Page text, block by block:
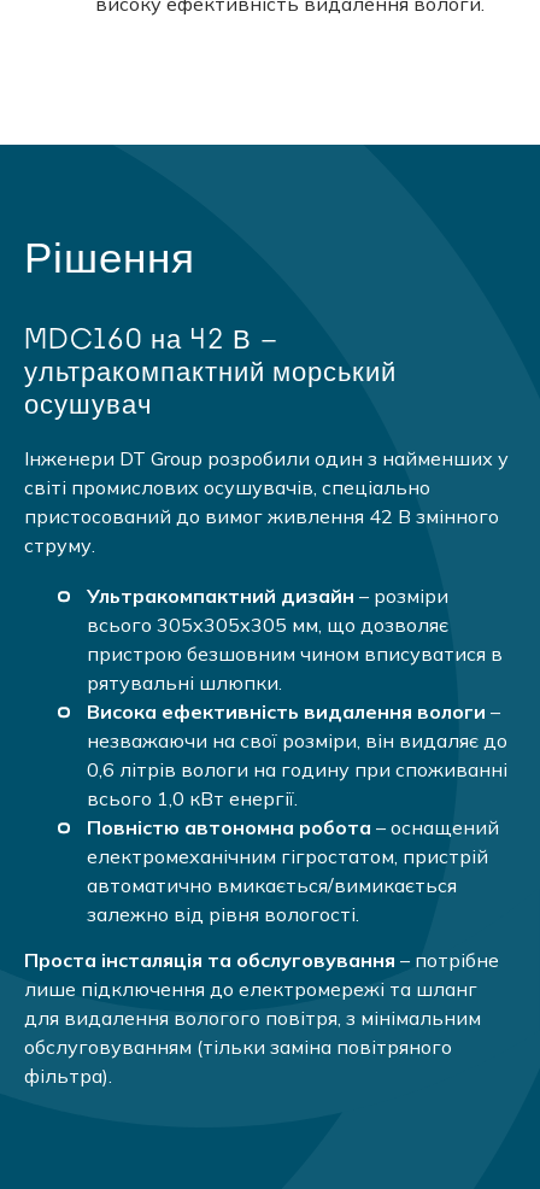
Рішення
MDC160 на 42 В –
ультракомпактний морський
осушувач
Інженери DT Group розробили один з найменших у
світі промислових осушувачів, спеціально
пристосований до вимог живлення 42 В змінного
струму.
Ультракомпактний дизайн – розміри
всього 305x305x305 мм, що дозволяє
пристрою безшовним чином вписуватися в
рятувальні шлюпки.
Висока ефективність видалення вологи –
незважаючи на свої розміри, він видаляє до
0,6 літрів вологи на годину при споживанні
всього 1,0 кВт енергії.
Повністю автономна робота – оснащений
електромеханічним гігростатом, пристрій
автоматично вмикається/вимикається
залежно від рівня вологості.
Проста інсталяція та обслуговування – потрібне
лише підключення до електромережі та шланг
для видалення вологого повітря, з мінімальним
обслуговуванням (тільки заміна повітряного
фільтра).